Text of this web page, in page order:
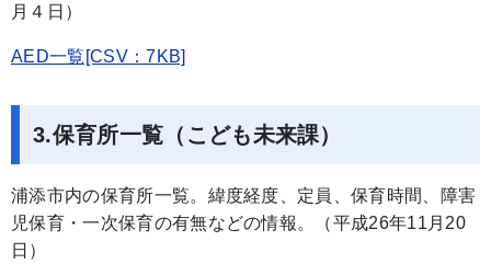
月４日）
AED一覧[CSV：7KB]
3.保育所一覧（こども未来課）
浦添市内の保育所一覧。緯度経度、定員、保育時間、障害
児保育・一次保育の有無などの情報。（平成26年11月20
日）